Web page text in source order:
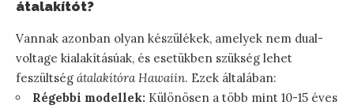
átalakítót?
Vannak azonban olyan készülékek, amelyek nem dual-
voltage kialakításúak, és esetükben szükség lehet
feszültség átalakítóra Hawaiin. Ezek általában:
Régebbi modellek: Különösen a több mint 10-15 éves